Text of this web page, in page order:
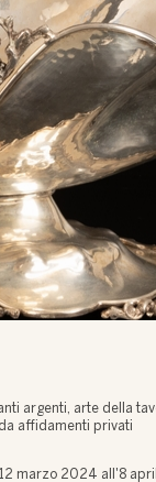
argenti, arte della
affidamenti privati
marzo 2024 all'8